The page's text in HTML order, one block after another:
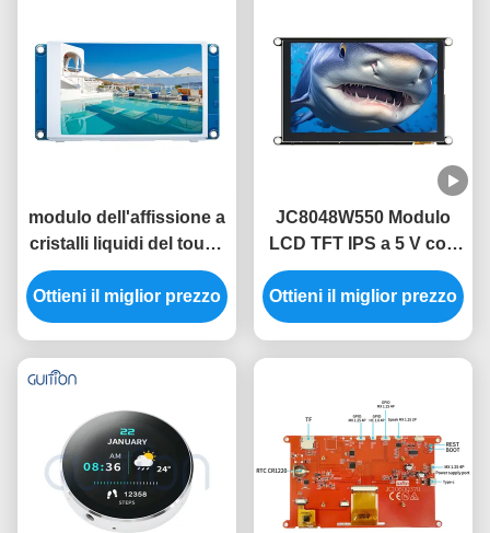
modulo dell'affissione a
cristalli liquidi del touch
screen del modulo 3,5
di 480x320 HMI senza
immagine libera della
Ottieni il miglior prezzo
JC8048W550 Modulo
LCD TFT IPS a 5 V con
consumo di energia
320mA
Ottieni il miglior prezzo